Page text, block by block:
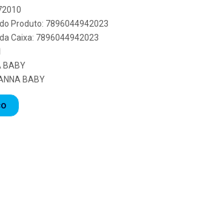
Produto: 7896044942023
Caixa: 7896044942023
BABY
BABY